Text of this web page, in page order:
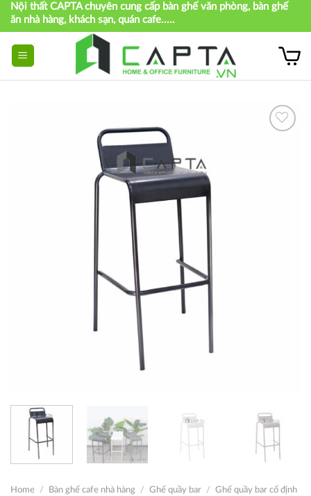
Skip
content
Nội thất CAPTA chuyên cung cấp bàn ghế văn phòng, bàn ghế
ăn nhà hàng, khách sạn, quán cafe.....
Home / Bàn ghế cafe nhà hàng / Ghế quầy bar / Ghế quầy bar cố định